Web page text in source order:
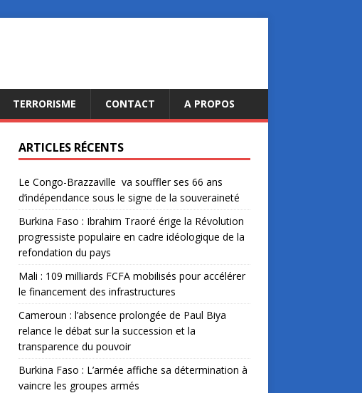
TERRORISME CONTACT A PROPOS
ARTICLES RÉCENTS
Le Congo-Brazzaville va souffler ses 66 ans
d’indépendance sous le signe de la souveraineté
Burkina Faso : Ibrahim Traoré érige la Révolution
progressiste populaire en cadre idéologique de la
refondation du pays
Mali : 109 milliards FCFA mobilisés pour accélérer
le financement des infrastructures
Cameroun : l’absence prolongée de Paul Biya
relance le débat sur la succession et la
transparence du pouvoir
Burkina Faso : L’armée affiche sa détermination à
vaincre les groupes armés